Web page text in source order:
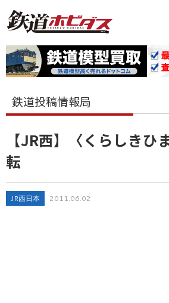
鉄道投稿情報局
【JR西】〈くらしきひ
転
JR西日本 2011.06.02